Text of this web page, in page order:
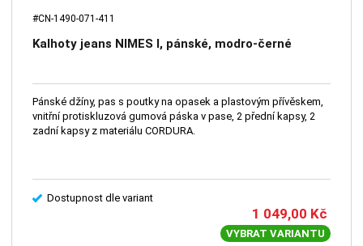
#CN-1490-071-411
Kalhoty jeans NIMES I, pánské, modro-černé
Pánské džíny, pas s poutky na opasek a plastovým přívěskem,
vnitřní protiskluzová gumová páska v pase, 2 přední kapsy, 2
zadní kapsy z materiálu CORDURA.
Dostupnost dle variant
1 049,00 Kč
VYBRAT VARIANTU